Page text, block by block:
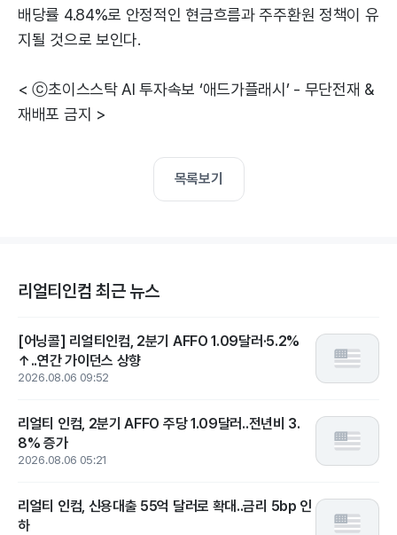
배당률 4.84%로 안정적인 현금흐름과 주주환원 정책이 유
지될 것으로 보인다.
< ⓒ초이스스탁 AI 투자속보 ‘애드가플래시’ - 무단전재 &
재배포 금지 >
목록보기
리얼티인컴 최근 뉴스
[어닝콜] 리얼티인컴, 2분기 AFFO 1.09달러·5.2%
↑..연간 가이던스 상향
2026.08.06 09:52
리얼티 인컴, 2분기 AFFO 주당 1.09달러..전년비 3.
8% 증가
2026.08.06 05:21
리얼티 인컴, 신용대출 55억 달러로 확대..금리 5bp 인
하